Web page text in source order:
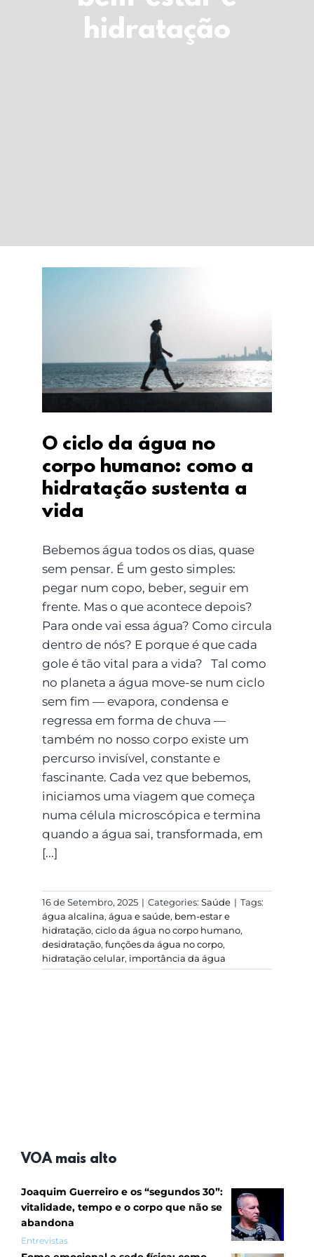
hidratação
O ciclo da água no
corpo humano: como a
hidratação sustenta a
vida
O ciclo da água no
corpo humano: como a
hidratação sustenta a
vida
Bebemos água todos os dias, quase
sem pensar. É um gesto simples:
pegar num copo, beber, seguir em
frente. Mas o que acontece depois?
Para onde vai essa água? Como circula
dentro de nós? E porque é que cada
gole é tão vital para a vida? Tal como
no planeta a água move-se num ciclo
sem fim — evapora, condensa e
regressa em forma de chuva —
também no nosso corpo existe um
percurso invisível, constante e
fascinante. Cada vez que bebemos,
iniciamos uma viagem que começa
numa célula microscópica e termina
quando a água sai, transformada, em
[...]
16 de Setembro, 2025 | Categories: Saúde | Tags:
água alcalina, água e saúde, bem-estar e
hidratação, ciclo da água no corpo humano,
desidratação, funções da água no corpo,
hidratação celular, importância da água
VOA mais alto
Joaquim Guerreiro e os “segundos 30”:
vitalidade, tempo e o corpo que não se
abandona
Entrevistas